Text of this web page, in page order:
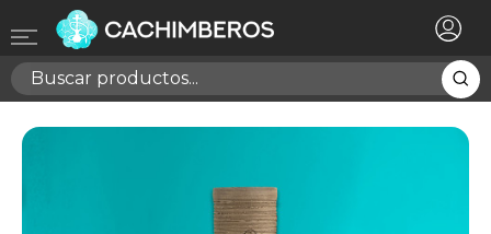
Registrarse ×
Necesitas hacer login para guardar productos en tu
lista de deseos